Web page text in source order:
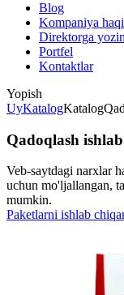
Blog
Kompaniya
Direktorga
Portfel
Kontaktlar
Yopish
UyKatalogKatalog
Qadoqlash
Veb-saytdagi narxlar
uchun mo'ljallangan,
mumkin.
Paketlarni ishlab